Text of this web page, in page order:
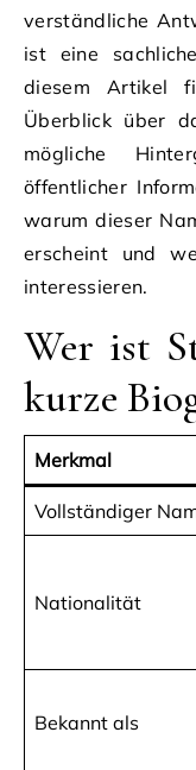
verständliche
ist eine
diesem Artikel
Überblick über
mögliche
öffentlicher
warum dieser
erscheint und
interessieren.
Wer ist
kurze
Merkmal
Vollständiger
Nationalität
Bekannt als